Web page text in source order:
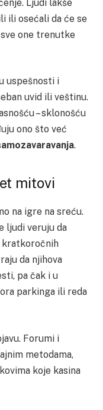
Ljudi lakše
ili osećali da će se
one trenutke
uspešnosti i
uvid ili veštinu.
– sklonošću
ono što već
.
mitovi
na igre na sreću.
ljudi veruju da
kratkoročnih
da njihova
pa čak i u
parkinga ili reda
Forumi i
metodama,
koje kasina